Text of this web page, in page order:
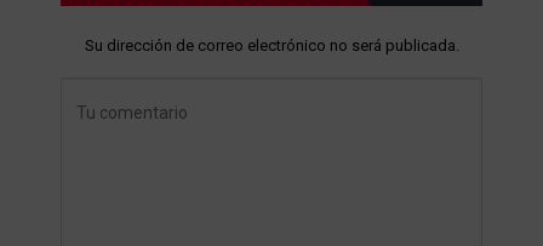
Su dirección de correo electrónico no será publicada.